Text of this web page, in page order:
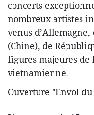
concerts
nombreux artistes
venus d’Allemagne,
(Chine), de
figures majeures de
vietnamienne.
Ouverture "Envol